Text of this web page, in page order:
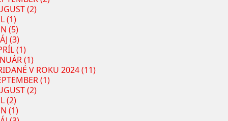
(2)
(1)
(5)
(3)
(1)
(1)
V ROKU 2024 (11)
(1)
(2)
(2)
(1)